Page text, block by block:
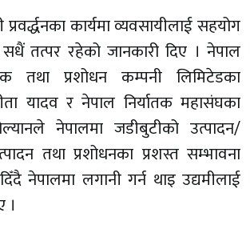
कार्यमा व्यवसायीलाई सहयोग
सधैं तत्पर रहेको जानकारी दिए । नेपाल
तथा प्रशोधन कम्पनी लिमिटेडका
यादव र नेपाल निर्यातक महासंघका
नेपालमा जडीबुटीको उत्पादन/
तथा प्रशोधनका प्रशस्त सम्भावना
नेपालमा लगानी गर्न थाइ उद्यमीलाई
।